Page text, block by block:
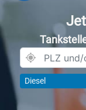
Diesel